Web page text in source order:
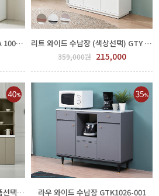
클라씨 렌지대 수납장 세트 GSA 100-95 리트 와이드 수납장 (색상선택) GTY 955-001
359,000원 215,000
뉴컨 시리즈 (투톤연그레이,제품선택) GTK1020-001 라우 와이드 수납장 GTK1026-001